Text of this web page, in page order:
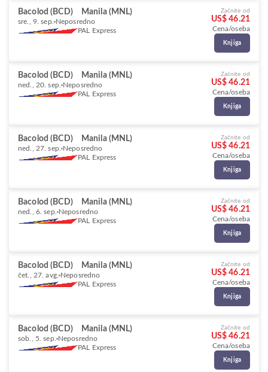
Bacolod (BCD) Manila (MNL)
sre., 9. sep. Neposredno
PAL Express
Začnite od
US$ 46.21
Cena/oseba
Knjiga
Bacolod (BCD) Manila (MNL)
ned., 20. sep. Neposredno
PAL Express
Začnite od
US$ 46.21
Cena/oseba
Knjiga
Bacolod (BCD) Manila (MNL)
ned., 27. sep. Neposredno
PAL Express
Začnite od
US$ 46.21
Cena/oseba
Knjiga
Bacolod (BCD) Manila (MNL)
ned., 6. sep. Neposredno
PAL Express
Začnite od
US$ 46.21
Cena/oseba
Knjiga
Bacolod (BCD) Manila (MNL)
čet., 27. avg. Neposredno
PAL Express
Začnite od
US$ 46.21
Cena/oseba
Knjiga
Bacolod (BCD) Manila (MNL)
sob., 5. sep. Neposredno
PAL Express
Začnite od
US$ 46.21
Cena/oseba
Knjiga